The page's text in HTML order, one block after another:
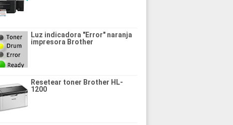
Luz indicadora "Error" naranja
impresora Brother
Resetear toner Brother HL-
1200